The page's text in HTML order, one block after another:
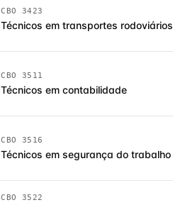
CBO 3423
Técnicos em transportes rodoviários
CBO 3511
Técnicos em contabilidade
CBO 3516
Técnicos em segurança do trabalho
CBO 3522